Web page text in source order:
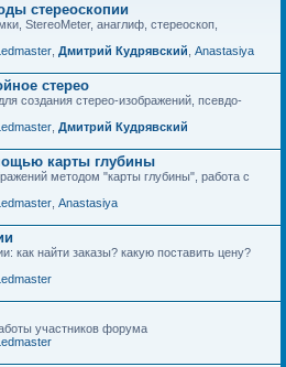
стереоскопии
StereoMeter, анаглиф, стереоскоп,
Дмитрий Кудрявский Anastasiya
стерео
создания стерео-изображений, псевдо-
Дмитрий Кудрявский
карты глубины
методом "карты глубины", работа с
Anastasiya
как найти заказы? какую поставить цену?
участников форума